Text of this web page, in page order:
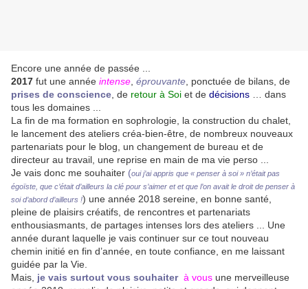
Encore une année de passée ...
2017 fut une année intense éprouvante , ponctuée de bilans, de
prises de conscience , de retour à Soi et de décisions … dans
tous les domaines ...
La fin de ma formation en sophrologie, la construction du chalet,
le lancement des ateliers créa-bien-être, de nombreux nouveaux
partenariats pour le blog, un changement de bureau et de
directeur au travail, une reprise en main de ma vie perso ...
Je vais donc me souhaiter (oui j’ai appris que « penser à soi » n’était pas
égoïste, que c’était d’ailleurs la clé pour s’aimer et et que l’on avait le droit de penser à
soi d’abord d’ailleurs !) une année 2018 sereine, en bonne santé,
pleine de plaisirs créatifs, de rencontres et partenariats
enthousiasmants, de partages intenses lors des ateliers ... Une
année durant laquelle je vais continuer sur ce tout nouveau
chemin initié en fin d’année, en toute confiance, en me laissant
guidée par la Vie.
Mais, je vais surtout vous souhaiter à vous une merveilleuse